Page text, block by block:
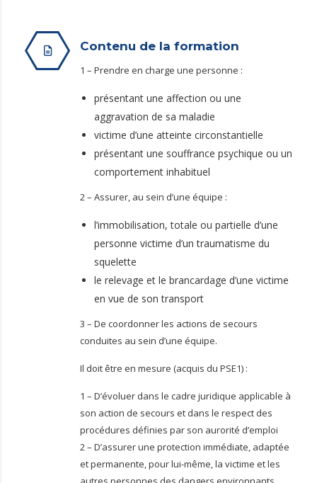
Contenu de la formation
1 – Prendre en charge une personne :
présentant une affection ou une
aggravation de sa maladie
victime d’une atteinte circonstantielle
présentant une souffrance psychique ou un
comportement inhabituel
2 – Assurer, au sein d’une équipe :
l’immobilisation, totale ou partielle d’une
personne victime d’un traumatisme du
squelette
le relevage et le brancardage d’une victime
en vue de son transport
3 – De coordonner les actions de secours
conduites au sein d’une équipe.
Il doit être en mesure (acquis du PSE1) :
1 – D’évoluer dans le cadre juridique applicable à
son action de secours et dans le respect des
procédures définies par son aurorité d’emploi
2 – D’assurer une protection immédiate, adaptée
et permanente, pour lui-même, la victime et les